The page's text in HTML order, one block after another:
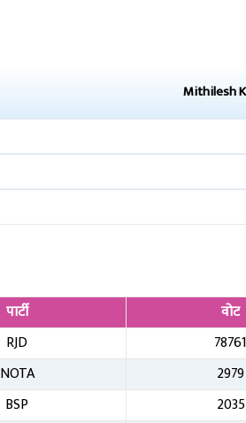
Mithilesh
पार्टी
वोट
RJD
78761
NOTA
2979
BSP
2035